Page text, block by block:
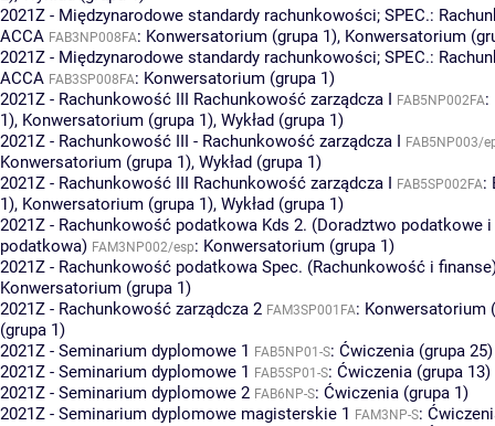
2021Z - Międzynarodowe standardy rachunkowości; SPEC.:
ACCA FAB3NP008FA: Konwersatorium (grupa 1), Konwersatorium
2021Z - Międzynarodowe standardy rachunkowości; SPEC.:
ACCA FAB3SP008FA: Konwersatorium (grupa 1)
2021Z - Rachunkowość III Rachunkowość zarządcza I FAB5NP002FA:
1), Konwersatorium (grupa 1), Wykład (grupa 1)
2021Z - Rachunkowość III - Rachunkowość zarządcza I FAB5NP003/
Konwersatorium (grupa 1), Wykład (grupa 1)
2021Z - Rachunkowość III Rachunkowość zarządcza I FAB5SP002FA:
1), Konwersatorium (grupa 1), Wykład (grupa 1)
2021Z - Rachunkowość podatkowa Kds 2. (Doradztwo podatkowe
podatkowa) FAM3NP002/esp: Konwersatorium (grupa 1)
2021Z - Rachunkowość podatkowa Spec. (Rachunkowość i
Konwersatorium (grupa 1)
2021Z - Rachunkowość zarządcza 2 FAM3SP001FA: Konwersatorium
(grupa 1)
2021Z - Seminarium dyplomowe 1 FAB5NP01-S: Ćwiczenia (grupa 25)
2021Z - Seminarium dyplomowe 1 FAB5SP01-S: Ćwiczenia (grupa 13)
2021Z - Seminarium dyplomowe 2 FAB6NP-S: Ćwiczenia (grupa 1)
2021Z - Seminarium dyplomowe magisterskie 1 FAM3NP-S: